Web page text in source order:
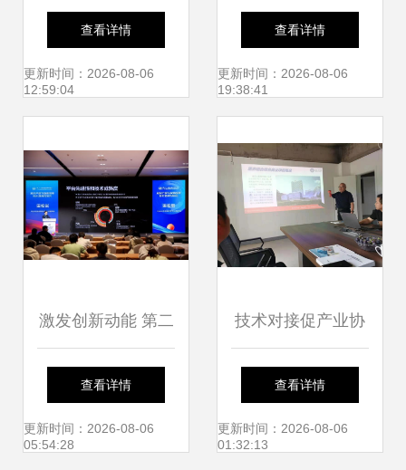
产智能制造 如新工
厂如何以人为本、
发与咨询协同赋能
查看详情
更新时间：2026-08-06
12:59:04
术交流会助力螺栓
轴向应力监测协同
查看详情
更新时间：2026-08-06
19:38:41
激发创新动能 第二
十七届全国发明展
览会暨“一带一
查看详情
更新时间：2026-08-06
05:54:28
技术对接促产业协
同的深度观察
查看详情
更新时间：2026-08-06
01:32:13